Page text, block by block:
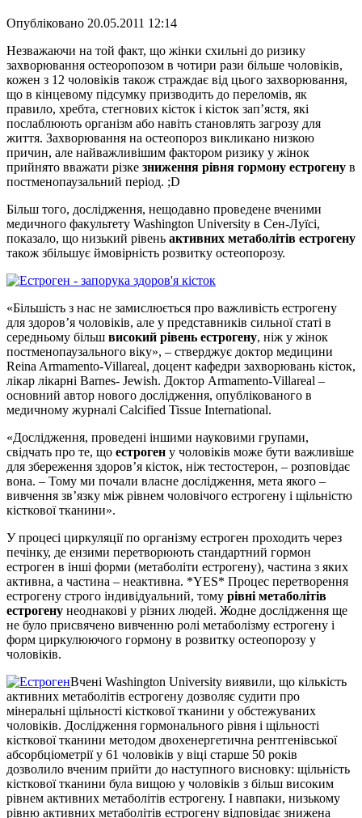
Опубліковано 20.05.2011 12:14
Незважаючи на той факт, що жінки схильні до ризику
захворювання остеоропозом в чотири рази більше чоловіків,
кожен з 12 чоловіків також страждає від цього захворювання,
що в кінцевому підсумку призводить до переломів, як
правило, хребта, стегнових кісток і кісток зап’ястя, які
послаблюють організм або навіть становлять загрозу для
життя. Захворювання на остеопороз викликано низкою
причин, але найважливішим фактором ризику у жінок
прийнято вважати різке зниження рівня гормону естрогену в
постменопаузальний період. ;D
Більш того, дослідження, нещодавно проведене вченими
медичного факультету Washington University в Сен-Луїсі,
показало, що низький рівень активних метаболітів естрогену
також збільшує ймовірність розвитку остеопорозу.
«Більшість з нас не замислюється про важливість естрогену
для здоров’я чоловіків, але у представників сильної статі в
середньому більш високий рівень естрогену, ніж у жінок
постменопаузального віку», – стверджує доктор медицини
Reina Armamento-Villareal, доцент кафедри захворювань кісток,
лікар лікарні Barnes- Jewish. Доктор Armamento-Villareal –
основний автор нового дослідження, опублікованого в
медичному журналі Calcified Tissue International.
«Дослідження, проведені іншими науковими групами,
свідчать про те, що естроген у чоловіків може бути важливіше
для збереження здоров’я кісток, ніж тестостерон, – розповідає
вона. – Тому ми почали власне дослідження, мета якого –
вивчення зв’язку між рівнем чоловічого естрогену і щільністю
кісткової тканини».
У процесі циркуляції по організму естроген проходить через
печінку, де ензими перетворюють стандартний гормон
естроген в інші форми (метаболіти естрогену), частина з яких
активна, а частина – неактивна. *YES* Процес перетворення
естрогену строго індивідуальний, тому рівні метаболітів
естрогену неоднакові у різних людей. Жодне дослідження ще
не було присвячено вивченню ролі метаболізму естрогену і
форм циркулюючого гормону в розвитку остеопорозу у
чоловіків.
Вчені Washington University виявили, що кількість
активних метаболітів естрогену дозволяє судити про
мінеральні щільності кісткової тканини у обстежуваних
чоловіків. Дослідження гормонального рівня і щільності
кісткової тканини методом двохенергетична рентгенівської
абсорбціометрії у 61 чоловіків у віці старше 50 років
дозволило вченим прийти до наступного висновку: щільність
кісткової тканини була вищою у чоловіків з більш високим
рівнем активних метаболітів естрогену. І навпаки, низькому
рівню активних метаболітів естрогену відповідає знижена